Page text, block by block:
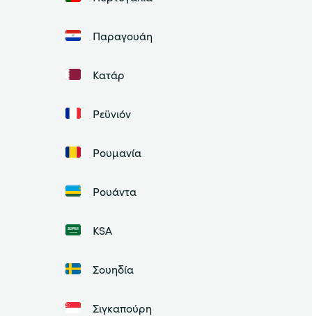
Παραγουάη
Κατάρ
Ρεϋνιόν
Ρουμανία
Ρουάντα
ΚSA
Σουηδία
Σιγκαπούρη